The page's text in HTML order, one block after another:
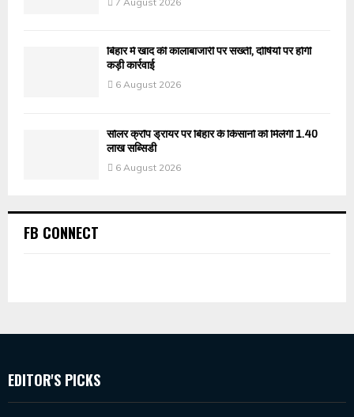
बिहार में खाद की कालाबाजारी पर सख्ती, दोषियों पर होगी
कड़ी कार्रवाई
6 August 2026
सोलर क्रॉप ड्रायर पर बिहार के किसानों को मिलेगी 1.40
लाख सब्सिडी
6 August 2026
FB CONNECT
EDITOR'S PICKS